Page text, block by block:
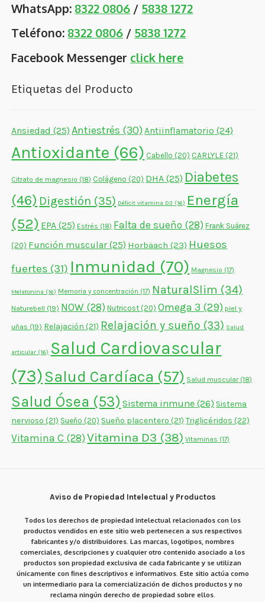
WhatsApp: 8322 0806 / 5838 1272
Teléfono: 8322 0806 / 5838 1272
Facebook Messenger click here
Etiquetas del Producto
Ansiedad (25) Antiestrés (30) Antiinflamatorio (24)
Antioxidante (66) Cabello (20) CARLYLE(21)
Citrato de magnesio (18) Colágeno (20) DHA (25) Diabetes
(46) Digestión (35) Déficit vitamina D3 (16) Energía
(52) EPA (25) Estrés (18) Falta de sueño (28) Frank Suárez
(20) Función muscular (25) Horbäach (23) Huesos
fuertes (31) Inmunidad (70) Magnesio (17)
Melatonina (16) Memoria y concentración (17) NaturalSlim (34)
Naturebell (19) NOW (28) Nutricost (20) Omega 3 (29) piel y
uñas (19) Relajación (21) Relajación y sueño (33) Salud
articular (16) Salud Cardiovascular
(73)Salud Cardíaca (57) Salud muscular(18)
Salud Ósea (53) Sistema inmune (26) Sistema
nervioso (21) Sueño (20) Sueño placentero (21) Triglicéridos (22)
Vitamina C (28) Vitamina D3 (38) Vitaminas (17)
Aviso de Propiedad Intelectual y Productos
Todos los derechos de propiedad intelectual relacionados con los
productos vendidos en este sitio web pertenecen a sus respectivos
fabricantes y/o distribuidores. Las marcas, logotipos, nombres
comerciales, descripciones y cualquier otro contenido asociado a los
productos son propiedad exclusiva de cada fabricante y se utilizan
únicamente con fines descriptivos e informativos. Este sitio actúa como
un intermediario para la comercialización de dichos productos y no
reclama ningún derecho de propiedad sobre ellos.